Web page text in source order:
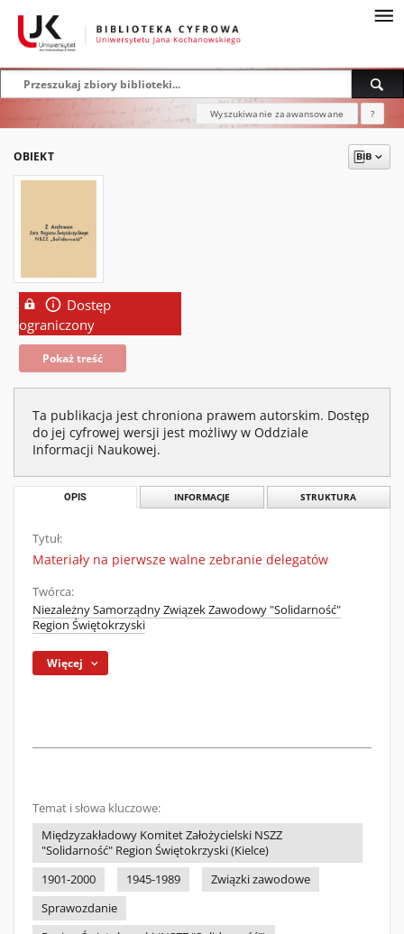
Wyszukiwanie zaawansowane ?
OBIEKT
Dostęp
ograniczony
Pokaż treść
Ta publikacja jest chroniona prawem autorskim. Dostęp
do jej cyfrowej wersji jest możliwy w Oddziale
Informacji Naukowej.
OPIS INFORMACJE STRUKTURA
Tytuł:
Materiały na pierwsze walne zebranie delegatów
Twórca:
Niezależny Samorządny Związek Zawodowy "Solidarność"
Region Świętokrzyski
Więcej
Temat i słowa kluczowe:
Międzyzakładowy Komitet Założycielski NSZZ
"Solidarność" Region Świętokrzyski (Kielce)
1901-2000
1945-1989
Związki zawodowe
Sprawozdanie